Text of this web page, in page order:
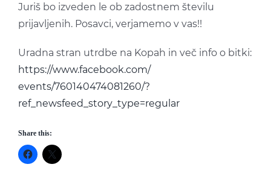
Juriš bo izveden le ob zadostnem številu
prijavljenih. Posavci, verjamemo v vas!!
Uradna stran utrdbe na Kopah in več info o bitki:
https://www.facebook.com/
events/760140474081260/?
ref_newsfeed_story_type=regular
Share this: